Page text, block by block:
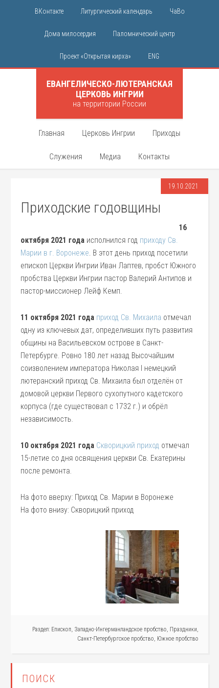
ВКонтакте Литургический календарь ЧаВо
Дома милосердия Паломнический центр
Проект «Открытая кирха» ENG
ЕВАНГЕЛИЧЕСКО-ЛЮТЕРАНСКАЯ
ЦЕРКОВЬ ИНГРИИ
на территории России
Главная Церковь Ингрии Приходы
Служения Медиа Контакты
19.10.2021
Приходские годовщины
16
октября 2021 года исполнился год приходу Св.
Марии в г. Воронеже. В этот день приход посетили
епископ Церкви Ингрии Иван Лаптев, пробст Южного
пробства Церкви Ингрии пастор Валерий Антипов и
пастор-миссионер Лейф Кемп.
11 октября 2021 года приход Св. Михаила отмечал
одну из ключевых дат, определивших путь развития
общины на Васильевском острове в Санкт-
Петербурге. Ровно 180 лет назад Высочайшим
соизволением императора Николая I немецкий
лютеранский приход Св. Михаила был отделён от
домовой церкви Первого сухопутного кадетского
корпуса (где существовал с 1732 г.) и обрёл
независимость.
10 октября 2021 года Скворицкий приход отмечал
15-летие со дня освящения церкви Св. Екатерины
после ремонта.
На фото вверху: Приход Св. Марии в Воронеже
На фото внизу: Скворицкий приход
Раздел: Епископ, Западно-Ингерманландское пробство, Праздники,
Санкт-Петербургское пробство, Южное пробство
ПОИСК